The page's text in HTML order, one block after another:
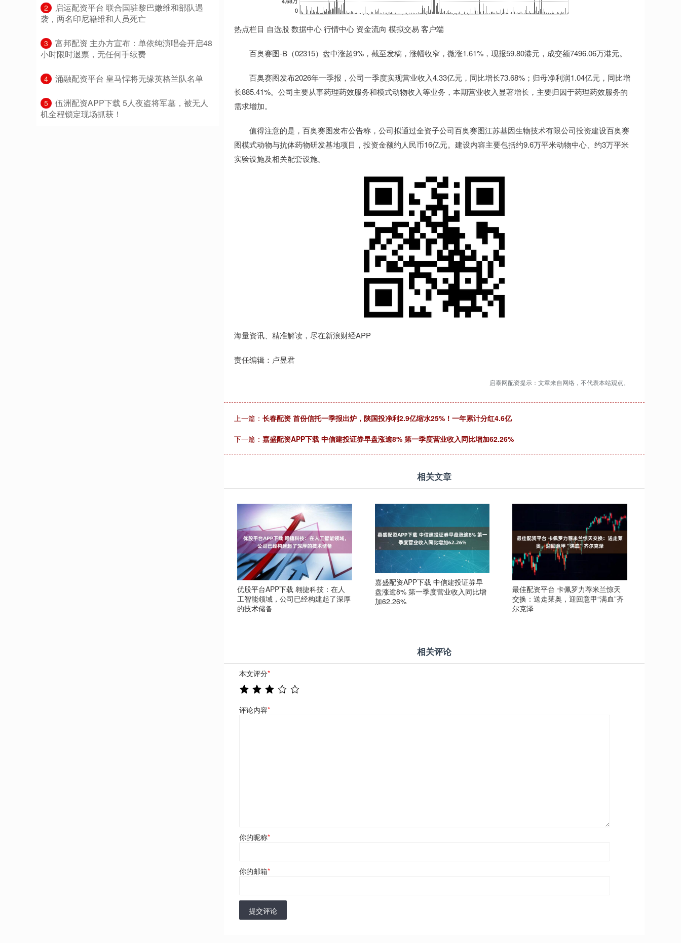
热点栏目 自选股 数据中心 行情中心 资金流向 模拟交易 客户端
百奥赛图-B（02315）盘中涨超9%，截至发稿，涨幅收窄，微涨1.61%，现报59.80港元，成交额7496.06万港元。
百奥赛图发布2026年一季报，公司一季度实现营业收入4.33亿元，同比增长73.68%；归母净利润1.04亿元，同比增
长885.41%。公司主要从事药理药效服务和模式动物收入等业务，本期营业收入显著增长，主要归因于药理药效服务的
需求增加。
值得注意的是，百奥赛图发布公告称，公司拟通过全资子公司百奥赛图江苏基因生物技术有限公司投资建设百奥赛
图模式动物与抗体药物研发基地项目，投资金额约人民币16亿元。建设内容主要包括约9.6万平米动物中心、约3万平米
实验设施及相关配套设施。
海量资讯、精准解读，尽在新浪财经APP
责任编辑：卢昱君
启泰网配资提示：文章来自网络，不代表本站观点。
上一篇： 长春配资 首份信托一季报出炉，陕国投净利2.9亿缩水25%！一年累计分红4.6亿
下一篇： 嘉盛配资APP下载 中信建投证券早盘涨逾8% 第一季度营业收入同比增加62.26%
相关文章
优股平台APP下载 翱捷科技：在人
工智能领域，公司已经构建起了深厚
的技术储备
嘉盛配资APP下载 中信建投证券早
盘涨逾8% 第一季度营业收入同比增
加62.26%
最佳配资平台 卡佩罗力荐米兰惊天
交换：送走莱奥，迎回意甲“满血”齐
尔克泽
相关评论
本文评分*
评论内容*
你的昵称*
你的邮箱*
提交评论
2
​启运配资平台 联合国驻黎巴嫩维和部队遇
袭，两名印尼籍维和人员死亡
3
​富邦配资 主办方宣布：单依纯演唱会开启48
小时限时退票，无任何手续费
4 ​涌融配资平台 皇马悍将无缘英格兰队名单
5
​伍洲配资APP下载 5人夜盗将军墓，被无人
机全程锁定现场抓获！